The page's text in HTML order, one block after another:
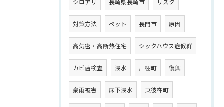
シロアリ 長崎県長崎市 リスク
対策方法 ペット 長門市 原因
高気密・高断熱住宅 シックハウス症候群
カビ菌検査 浸水 川棚町 復興
豪雨被害 床下浸水 東彼杵町